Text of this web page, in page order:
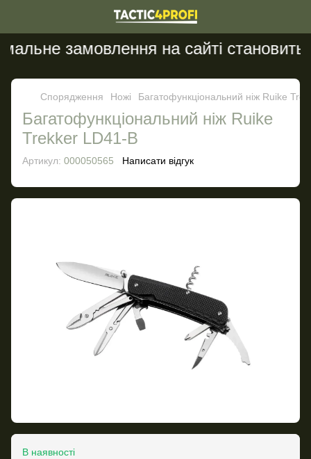
замовлення на сайті становить
Спорядження Ножі Багатофункціональний ніж Ruike
Багатофункціональний ніж Ruike
Trekker LD41-B
Артикул: 000050565 Написати відгук
В наявності